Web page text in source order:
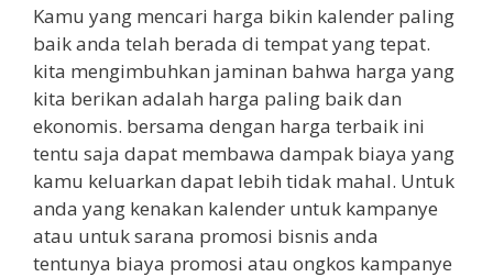
Kamu yang mencari harga bikin kalender paling
baik anda telah berada di tempat yang tepat.
kita mengimbuhkan jaminan bahwa harga yang
kita berikan adalah harga paling baik dan
ekonomis. bersama dengan harga terbaik ini
tentu saja dapat membawa dampak biaya yang
kamu keluarkan dapat lebih tidak mahal. Untuk
anda yang kenakan kalender untuk kampanye
atau untuk sarana promosi bisnis anda
tentunya biaya promosi atau ongkos kampanye